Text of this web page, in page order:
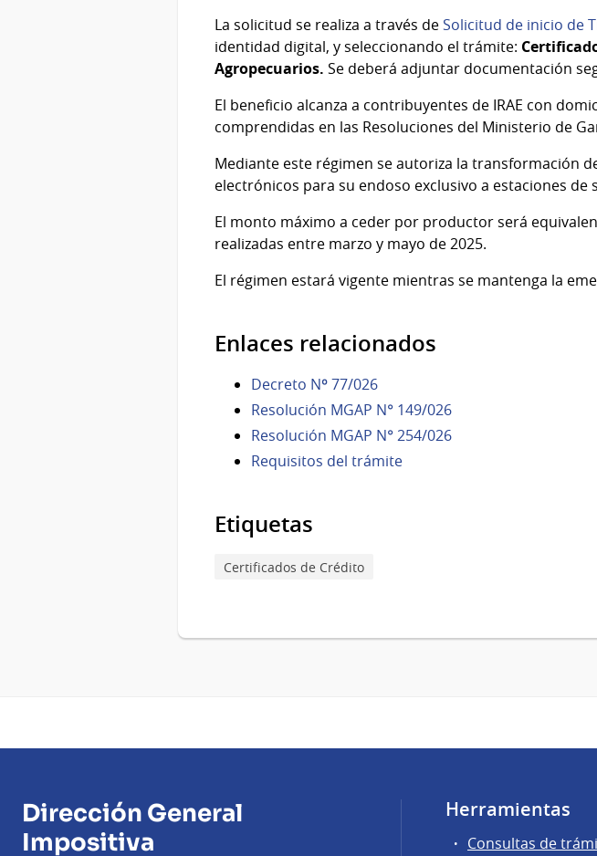
La solicitud se realiza a través deSolicitud de inicio de
identidad digital, y seleccionando el trámite:
Agropecuarios. Se deberá adjuntar documentación
El beneficio alcanza a contribuyentes de IRAE con
comprendidas en las Resoluciones del Ministerio de
Mediante este régimen se autoriza la transformación
electrónicos para su endoso exclusivo a estaciones de
El monto máximo a ceder por productor será
realizadas entre marzo y mayo de 2025.
El régimen estará vigente mientras se mantenga la
Enlaces relacionados
Decreto Nº 77/026
Resolución MGAP N° 149/026
Resolución MGAP N° 254/026
Requisitos del trámite
Etiquetas
Certificados de Crédito
Dirección General
Impositiva
Herramientas
Consultas de